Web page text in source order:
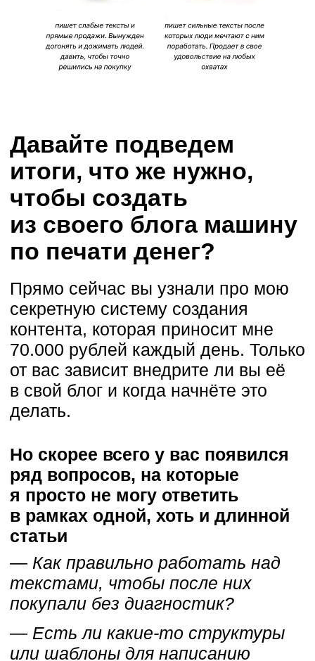
3970 РУБЛЕЙ
3970 РУБЛЕЙ
В чем подвох? Почему так
дешево?
На самом деле никакого подвоха
нет. Все очень просто.
Я заметил, что все люди,
которые один раз что-то у меня
покупают — начинают
возвращаться снова и снова.
А работа с лояльным
клиентами — самое приятное,
что вообще можно себе
представить.
И если раньше самым дешевым
моим продуктом была разовая
консультация за 25.000,
то теперь я решил, что буду
расширять свою продуктовую
линейку
создавать дешевые продукты
посредственно. Поэтому моя
миссия — задавать новую
планку для рынка.
Записаться на мастер-класс